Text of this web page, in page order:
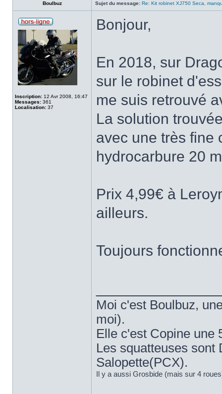
Boulbuz Sujet du message: Re: Kit robinet XJ750 Seca,
Inscription: 12 Avr 2008, 16:47
Messages: 361
Localisation: 37
Bonjour,
En 2018, sur
sur le robinet
me suis retrouvé
La solution
avec une très fine
hydrocarbure 20
Prix 4,99€ à
ailleurs.
Toujours
Moi c'est Boulbuz,
moi).
Elle c'est Copine une
Les squatteuses sont
Salopette(PCX).
Il y a aussi Grosbide (mais sur 4